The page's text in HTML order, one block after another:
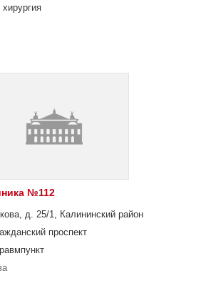
№112
д. 25/1, Калининский район
проспект